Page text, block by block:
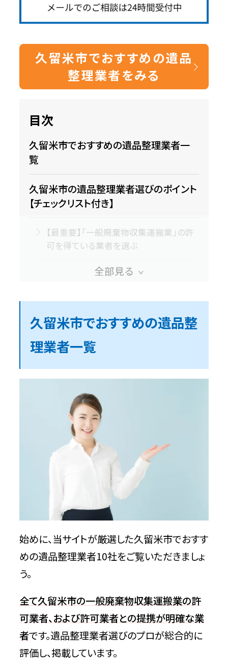
久留米市でおすすめの遺品
整理業者をみる
目次
久留米市でおすすめの遺品整理業者一
覧
久留米市の遺品整理業者選びのポイント
【チェックリスト付き】
【最重要】「一般廃棄物収集運搬業」の許
可を得ている業者を選ぶ
少なくとも許可業者と提携している業者
必ず現地を訪問して見積もりしてもらう
個人ではなく法人業者を選ぶ
電話・メール対応が丁寧ではない業者は
遺品整理士の資格は必須ではない
久留米市でおすすめの遺品整理業者10
不用品回収相談所【久留米市の許可業者
が加盟】
問い合わせ時の基本情報
【久留米市の許可業者】
特徴
問い合わせ時の基本情報
久留米市でおすすめの遺品整
理業者一覧
始めに、当サイトが厳選した久留米市でおすす
めの遺品整理業者10社をご覧いただきましょ
う。
全て久留米市の一般廃棄物収集運搬業の許
可業者、および許可業者との提携が明確な業
者です。遺品整理業者選びのプロが総合的に
評価し、掲載しています。